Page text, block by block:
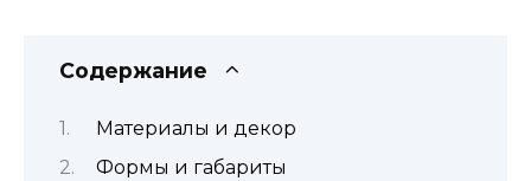
Содержание
Материалы и декор
Формы и габариты